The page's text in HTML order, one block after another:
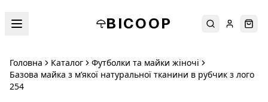
BICOOP ПошукУвійти
Головна Каталог
Футболки та майки жіночі
Базова майка з мʼякої натуральної тканини в рубчик з лого
254